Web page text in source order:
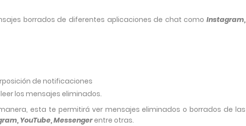
borrados de diferentes aplicaciones de chat como Instagram,
de notificaciones
los mensajes eliminados.
esta te permitirá ver mensajes eliminados o borrados de las
YouTube, Messengerentre otras.